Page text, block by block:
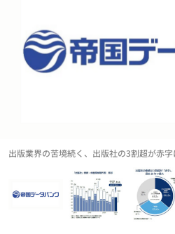
出版業界の苦境続く、出版社の3割超が赤